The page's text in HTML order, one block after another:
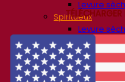
Levure
Spiritueux
Levure
Autres boissons
Alcool
Kvas
Sorgho